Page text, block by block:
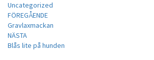
Uncategorized
Inläggsnavigering
FÖREGÅENDE
Gravlaxmackan
NÄSTA
Blås lite på hunden